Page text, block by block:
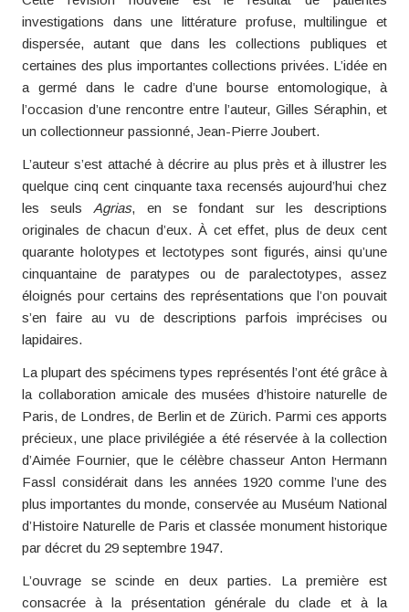
investigations dans une littérature profuse, multilingue et
dispersée, autant que dans les collections publiques et
certaines des plus importantes collections privées. L’idée en
a germé dans le cadre d’une bourse entomologique, à
l’occasion d’une rencontre entre l’auteur, Gilles Séraphin, et
un collectionneur passionné, Jean-Pierre Joubert.
L’auteur s’est attaché à décrire au plus près et à illustrer les
quelque cinq cent cinquante taxa recensés aujourd’hui chez
les seulsAgrias, en se fondant sur les descriptions
originales de chacun d’eux. À cet effet, plus de deux cent
quarante holotypes et lectotypes sont figurés, ainsi qu’une
cinquantaine de paratypes ou de paralectotypes, assez
éloignés pour certains des représentations que l’on pouvait
s’en faire au vu de descriptions parfois imprécises ou
lapidaires.
La plupart des spécimens types représentés l’ont été grâce à
la collaboration amicale des musées d’histoire naturelle de
Paris, de Londres, de Berlin et de Zürich. Parmi ces apports
précieux, une place privilégiée a été réservée à la collection
d’Aimée Fournier, que le célèbre chasseur Anton Hermann
Fassl considérait dans les années 1920 comme l’une des
plus importantes du monde, conservée au Muséum National
d’Histoire Naturelle de Paris et classée monument historique
par décret du 29 septembre 1947.
L’ouvrage se scinde en deux parties. La première est
consacrée à la présentation générale du clade et à la